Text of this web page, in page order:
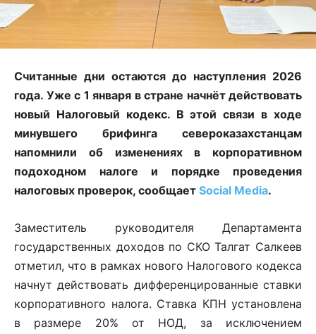
Считанные дни остаются до наступления 2026
года. Уже с 1 января в стране начнёт действовать
новый Налоговый кодекс. В этой связи в ходе
минувшего брифинга североказахстанцам
напомнили об изменениях в корпоративном
подоходном налоге и порядке проведения
налоговых проверок, сообщает Social Media.
Заместитель руководителя Департамента
государственных доходов по СКО Талгат Салкеев
отметил, что в рамках нового Налогового кодекса
начнут действовать дифференцированные ставки
корпоративного налога. Ставка КПН установлена
в размере 20% от НОД, за исключением